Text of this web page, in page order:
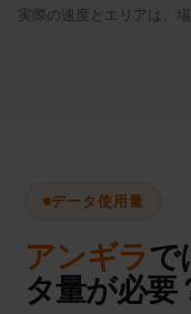
実際の速度とエリアは、
データ使用量
アンギラで
タ量が必要